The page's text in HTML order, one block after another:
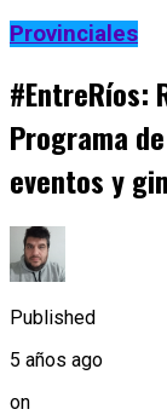
Provinciales
#EntreRíos:
Programa
eventos y
Published
5 años ago
on